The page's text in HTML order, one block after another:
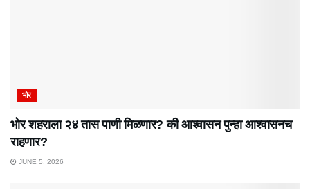
भोर
भोर शहराला २४ तास पाणी मिळणार? की आश्वासन पुन्हा आश्वासनच
राहणार?
JUNE 5, 2026